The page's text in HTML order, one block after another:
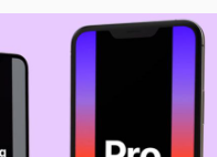
aceito e concordo com os